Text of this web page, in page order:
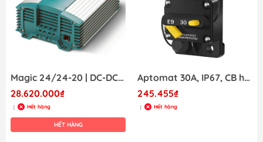
Magic 24/24-20 | DC-DC converters , 81300200
28.620.000₫
| Hết hàng
HẾT HÀNG
Aptomat 30A, IP67, CB hay cầu dao tự động 30A, Circuit Breakers GM-EP-C5050
245.455₫
| Hết hàng